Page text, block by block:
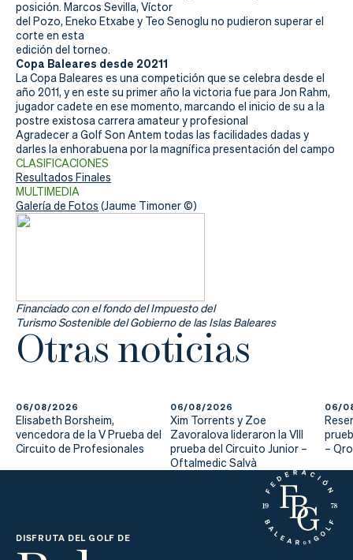
posición. Marcos Sevilla, Víctor
del Pozo, Eneko Etxabe y Teo Senoglu no pudieron superar el
corte en esta
edición del torneo.
Copa Baleares desde 20211
La Copa Baleares es una competición que se celebra desde el
año 2011, y en este su primer año la victoria fue para Jon Rahm,
jugador cadete en ese momento, marcando el inicio de su a la
postre existosa carrera amateur y profesional
Agradecer a Golf Son Antem todas las facilidades dadas y
darles la enhorabuena por la magnífica presentación del campo
CLASIFICACIONES
Resultados Finales
MULTIMEDIA
Galería de Fotos (Jaume Timoner ©)
Financiado con el fondo del Impuesto del
Turismo Sostenible del Gobierno de las Islas Baleares
Otras noticias
06/08/2026
Elisabeth Borsheim,
vencedora de la V Prueba del
Circuito de Profesionales
06/08/2026
Xim Torrents y Zoe
Zavoralova lideraron la VIII
prueba del Circuito Junior –
Oftalmedic Salvà
06/
–
DISFRUTA DEL GOLF DE